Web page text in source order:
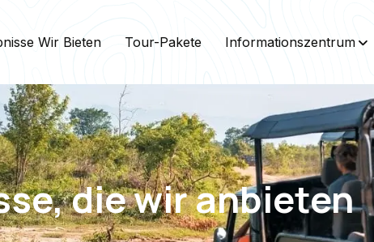
Wir Bieten Tour-Pakete Informationszentrum
die wir anbieten